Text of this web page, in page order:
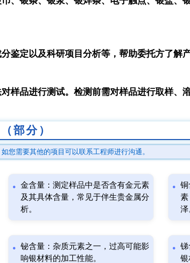
定以及科研项目分析等，帮助委托方了解
样品进行测试。检测前需对样品进行取样、
部分）
您需要其他的项目可以联系工程师进行沟通。
金含量：测定样品中是否含有金元素
及其具体含量，常见于伴生贵金属分
析。
铜
素
泽
铋含量：杂质元素之一，过高可能影
响银材料的加工性能。
锑
银